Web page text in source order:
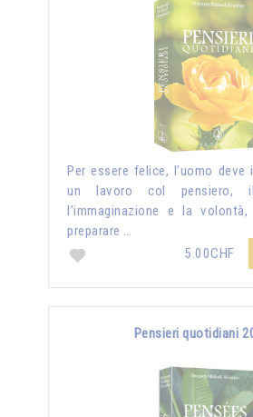
Per essere felice, l’uomo deve
un lavoro col pensiero, il
l’immaginazione e la
preparare …
5.00CHF
Pensieri quotidiani